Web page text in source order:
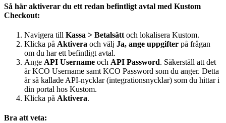
Så här aktiverar du ett redan befintligt avtal med Kustom
Checkout:
Navigera till Kassa > Betalsätt och lokalisera Kustom.
Klicka på Aktivera och välj Ja, ange uppgifter på frågan
om du har ett befintligt avtal.
Ange API Username och API Password. Säkerställ att det
är KCO Username samt KCO Password som du anger. Detta
är så kallade API-nycklar (integrationsnycklar) som du hittar i
din portal hos Kustom.
Klicka på Aktivera.
Bra att veta: